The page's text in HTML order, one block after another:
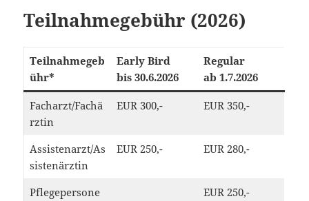
Teilnahmegebühr (2026)
Teilnahmegeb
ühr*
Early Bird
bis 30.6.2026
Regular
ab 1.7.2026
Facharzt/Fachä
rztin
EUR 300,- EUR 350,-
Assistenarzt/As
sistenärztin
EUR 250,- EUR 280,-
Pflegepersone
EUR 250,-